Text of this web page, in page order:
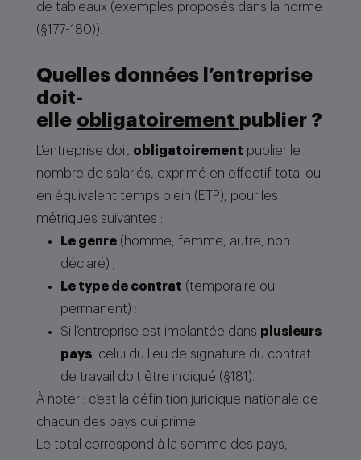
de tableaux (exemples proposés dans la norme
(§177-180)).
Quelles données l’entreprise
doit-
elle obligatoirement publier ?
L’entreprise doit obligatoirement publier le
nombre de salariés, exprimé en effectif total ou
en équivalent temps plein (ETP), pour les
métriques suivantes :
Le genre (homme, femme, autre, non
déclaré) ;
Le type de contrat (temporaire ou
permanent) ;
Si l’entreprise est implantée dans plusieurs
pays , celui du lieu de signature du contrat
de travail doit être indiqué (§181).
À noter : c’est la définition juridique nationale de
chacun des pays qui prime.
Le total correspond à la somme des pays,